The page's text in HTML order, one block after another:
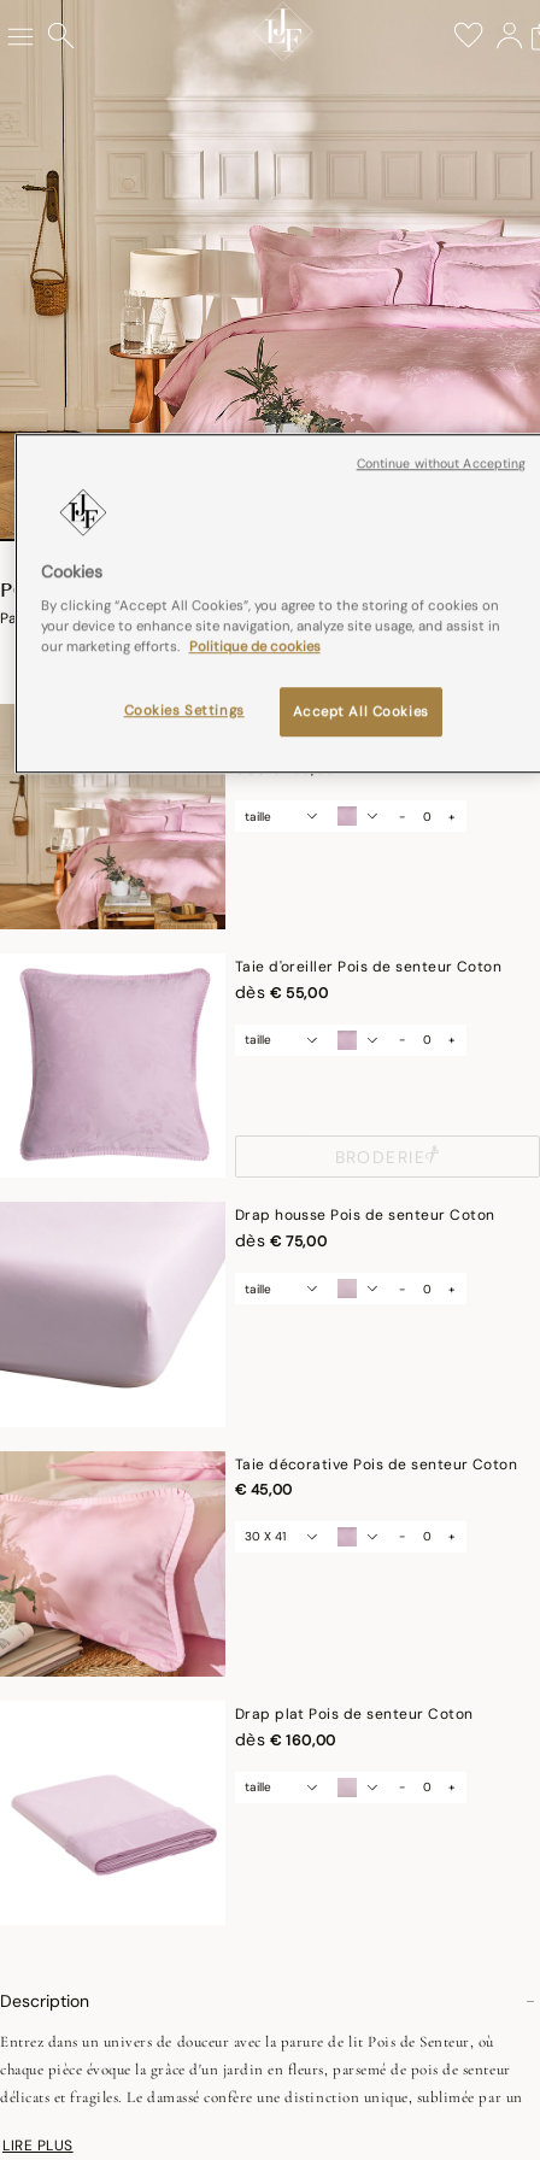
POIS DE SENTEUR
Parure En Coton
dès € 150,00
Housse de couette Pois de senteur
Coton
dès € 150,00
taille - +
Taie d'oreiller Pois de senteur Coton
dès € 55,00
taille - +
BRODERIE
Drap housse Pois de senteur Coton
dès € 75,00
taille - +
Taie décorative Pois de senteur Coton
€ 45,00
30 X 41 - +
Drap plat Pois de senteur Coton
dès € 160,00
taille - +
Description
Entrez dans un univers de douceur avec la parure de lit Pois de Senteur, où
chaque pièce évoque la grâce d'un jardin en fleurs, parsemé de pois de senteur
délicats et fragiles. Le damassé confère une distinction unique, sublimée par un
LIRE PLUS
Cookies
By clicking “Accept All Cookies”, you agree to the storing of cookies on
your device to enhance site navigation, analyze site usage, and assist in
our marketing efforts. Politique de cookies
Accept All Cookies
Cookies Settings
Continue without Accepting